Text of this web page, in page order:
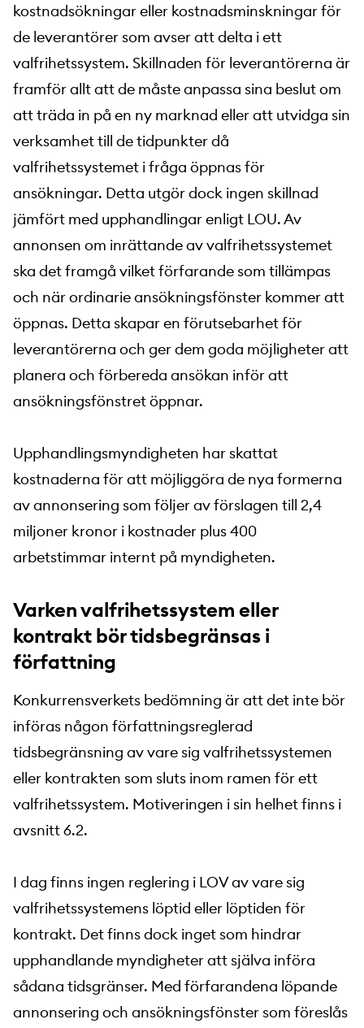
kostnadsökningar eller kostnadsminskningar för
de leverantörer som avser att delta i ett
valfrihetssystem. Skillnaden för leverantörerna är
framför allt att de måste anpassa sina beslut om
att träda in på en ny marknad eller att utvidga sin
verksamhet till de tidpunkter då
valfrihetssystemet i fråga öppnas för
ansökningar. Detta utgör dock ingen skillnad
jämfört med upphandlingar enligt LOU. Av
annonsen om inrättande av valfrihetssystemet
ska det framgå vilket förfarande som tillämpas
och när ordinarie ansökningsfönster kommer att
öppnas. Detta skapar en förutsebarhet för
leverantörerna och ger dem goda möjligheter att
planera och förbereda ansökan inför att
ansökningsfönstret öppnar.
Upphandlingsmyndigheten har skattat
kostnaderna för att möjliggöra de nya formerna
av annonsering som följer av förslagen till 2,4
miljoner kronor i kostnader plus 400
arbetstimmar internt på myndigheten.
Varken valfrihetssystem eller
kontrakt bör tidsbegränsas i
författning
Konkurrensverkets bedömning är att det inte bör
införas någon författningsreglerad
tidsbegränsning av vare sig valfrihetssystemen
eller kontrakten som sluts inom ramen för ett
valfrihetssystem. Motiveringen i sin helhet finns i
avsnitt 6.2.
I dag finns ingen reglering i LOV av vare sig
valfrihetssystemens löptid eller löptiden för
kontrakt. Det finns dock inget som hindrar
upphandlande myndigheter att själva införa
sådana tidsgränser. Med förfarandena löpande
annonsering och ansökningsfönster som föreslås